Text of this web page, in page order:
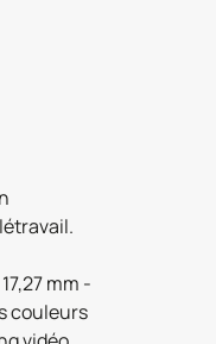
mm -
couleurs